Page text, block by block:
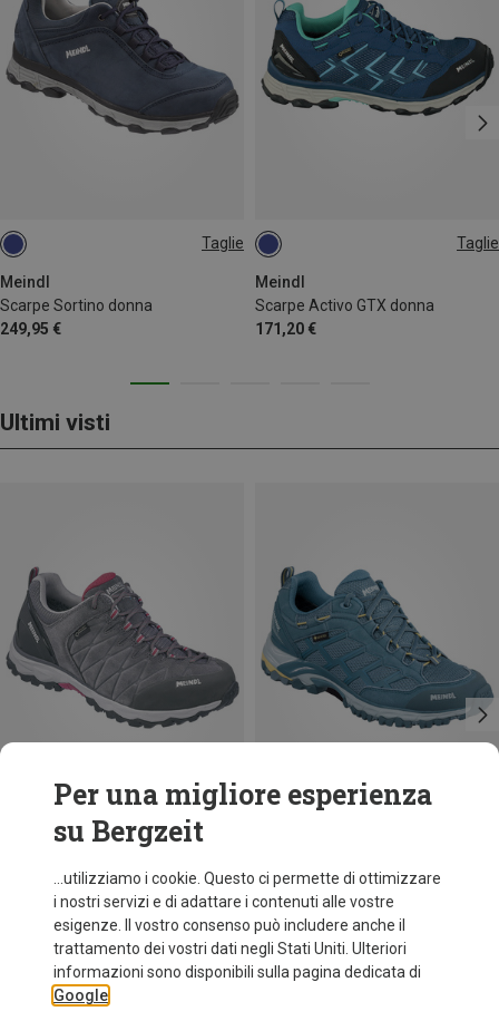
Taglie
Meindl
Scarpe Sortino donna
249,95 €
Taglie
Meindl
Scarpe Activo GTX donna
171,20 €
Ultimi visti
Risparmi 21%
Meindl
Scarponi Caribe GTX donna
161,60 €
Per una migliore esperienza
su Bergzeit
...utilizziamo i cookie. Questo ci permette di ottimizzare
i nostri servizi e di adattare i contenuti alle vostre
esigenze. Il vostro consenso può includere anche il
trattamento dei vostri dati negli Stati Uniti. Ulteriori
informazioni sono disponibili sulla pagina dedicata di
Google